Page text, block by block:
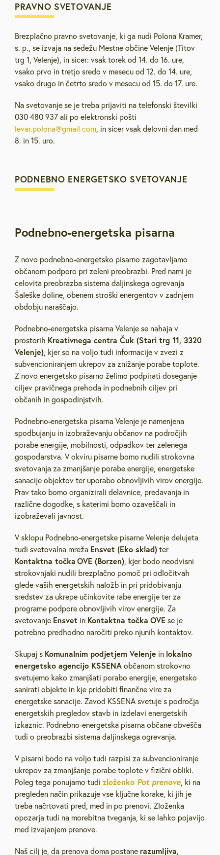
PRAVNO SVETOVANJE
Brezplačno pravno svetovanje, ki ga nudi Polona Kramer,
s. p., se izvaja na sedežu Mestne občine Velenje (Titov
trg 1, Velenje), in sicer: vsak torek od 14. do 16. ure,
vsako prvo in tretjo sredo v mesecu od 12. do 14. ure,
vsako drugo in četrto sredo v mesecu od 15. do 17. ure.
Na svetovanje se je treba prijaviti na telefonski številki
030 480 937 ali po elektronski pošti
levar.polona@gmail.com, in sicer vsak delovni dan med
8. in 15. uro.
PODNEBNO ENERGETSKO SVETOVANJE
Podnebno-energetska pisarna
Z novo podnebno-energetsko pisarno zagotavljamo
občanom podporo pri zeleni preobrazbi. Pred nami je
celovita preobrazba sistema daljinskega ogrevanja
Šaleške doline, obenem stroški energentov v zadnjem
obdobju naraščajo.
Podnebno-energetska pisarna Velenje se nahaja v
prostorih Kreativnega centra Čuk (Stari trg 11, 3320
Velenje), kjer so na voljo tudi informacije v zvezi z
subvencioniranjem ukrepov za znižanje porabe toplote.
Z novo energetsko pisarno želimo podpirati doseganje
ciljev pravičnega prehoda in podnebnih ciljev pri
občanih in gospodinjstvih.
Podnebno-energetska pisarna Velenje je namenjena
spodbujanju in izobraževanju občanov na področjih
porabe energije, mobilnosti, odpadkov ter zelenega
gospodarstva. V okviru pisarne bomo nudili strokovna
svetovanja za zmanjšanje porabe energije, energetske
sanacije objektov ter uporabo obnovljivih virov energije.
Prav tako bomo organizirali delavnice, predavanja in
različne dogodke, s katerimi bomo ozaveščali in
izobraževali javnost.
V sklopu Podnebno-energetske pisarne Velenje delujeta
tudi svetovalna mreža Ensvet (Eko sklad) ter
Kontaktna točka OVE (Borzen), kjer bodo neodvisni
strokovnjaki nudili brezplačno pomoč pri odločitvah
glede vaših energetskih naložb in pri pridobivanju
sredstev za ukrepe učinkovite rabe energije ter za
programe podpore obnovljivih virov energije. Za
svetovanje Ensvet in Kontaktna točka OVE se je
potrebno predhodno naročiti preko njunih kontaktov.
Skupaj s Komunalnim podjetjem Velenje in lokalno
energetsko agencijo KSSENA občanom strokovno
svetujemo kako zmanjšati porabo energije, energetsko
sanirati objekte in kje pridobiti finančne vire za
energetske sanacije. Zavod KSSENA svetuje s področja
energetskih pregledov stavb in izdelavi energetskih
izkaznic. Podnebno-energetska pisarna občane obvešča
tudi o preobrazbi sistema daljinskega ogrevanja.
V pisarni bodo na voljo tudi razpisi za subvencioniranje
ukrepov za zmanjšanje porabe toplote v fizični obliki.
Poleg tega ponujamo tudi zloženko Pot prenove, ki na
pregleden način prikazuje vse ključne korake, ki jih je
treba načrtovati pred, med in po prenovi. Zloženka
opozarja tudi na morebitna tveganja, ki se lahko pojavijo
med izvajanjem prenove.
Naš cilj je, da prenova doma postane razumljiva,